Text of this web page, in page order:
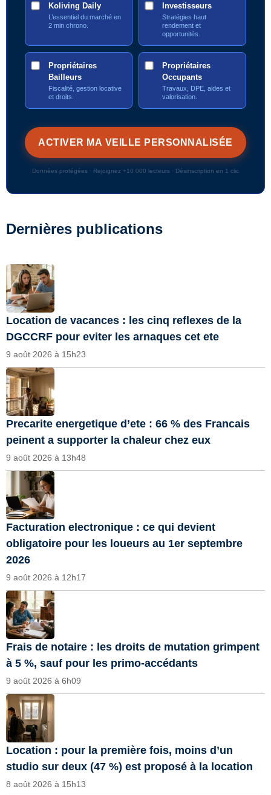
Koliving Daily
L’essentiel du marché en
2 min chrono.
Investisseurs
Stratégies haut
rendement et
opportunités.
Propriétaires
Bailleurs
Fiscalité, gestion locative
et droits.
Propriétaires
Occupants
Travaux, DPE, aides et
valorisation.
Données protégées · Rejoignez +10 000 lecteurs · Désinscription en 1 clic
Dernières publications
Location de vacances : les cinq reflexes de la
DGCCRF pour eviter les arnaques cet ete
9 août 2026 à 15h23
Precarite energetique d’ete : 66 % des Francais
peinent a supporter la chaleur chez eux
9 août 2026 à 13h48
Facturation electronique : ce qui devient
obligatoire pour les loueurs au 1er septembre
2026
9 août 2026 à 12h17
Frais de notaire : les droits de mutation grimpent
à 5 %, sauf pour les primo-accédants
9 août 2026 à 6h09
Location : pour la première fois, moins d’un
studio sur deux (47 %) est proposé à la location
8 août 2026 à 15h13